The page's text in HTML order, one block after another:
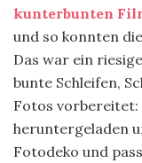
kunterbunten
und so konnten
Das war ein
bunte Schleifen,
Fotos vorbereitet:
heruntergeladen
Fotodeko und